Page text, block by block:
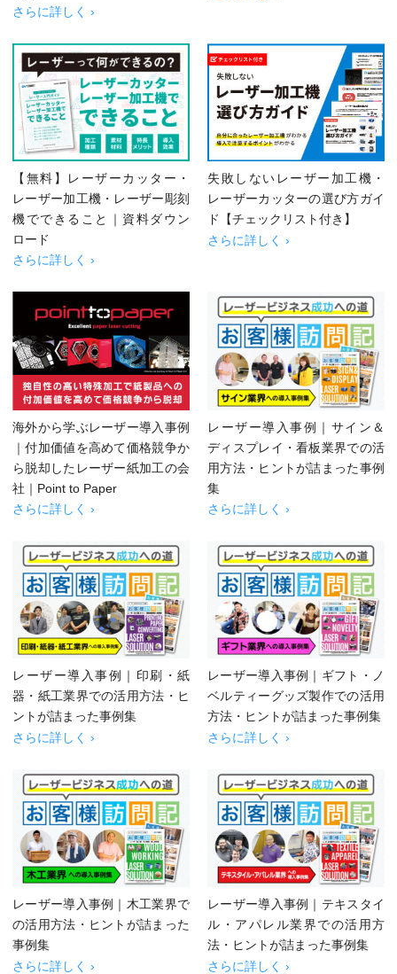
さらに詳しく ›
【無料】レーザーカッター・
レーザー加工機・レーザー彫刻
機でできること｜資料ダウン
ロード
さらに詳しく ›
失敗しないレーザー加工機・
レーザーカッターの選び方ガイ
ド【チェックリスト付き】
さらに詳しく ›
海外から学ぶレーザー導入事例
｜付加価値を高めて価格競争か
ら脱却したレーザー紙加工の会
社｜Point to Paper
さらに詳しく ›
レーザー導入事例｜サイン＆
ディスプレイ・看板業界での活
用方法・ヒントが詰まった事例
集
さらに詳しく ›
レーザー導入事例｜印刷・紙
器・紙工業界での活用方法・ヒ
ントが詰まった事例集
さらに詳しく ›
レーザー導入事例｜ギフト・ノ
ベルティーグッズ製作での活用
方法・ヒントが詰まった事例集
さらに詳しく ›
レーザー導入事例｜木工業界で
の活用方法・ヒントが詰まった
事例集
さらに詳しく ›
レーザー導入事例｜テキスタイ
ル・アパレル業界での活用方
法・ヒントが詰まった事例集
さらに詳しく ›